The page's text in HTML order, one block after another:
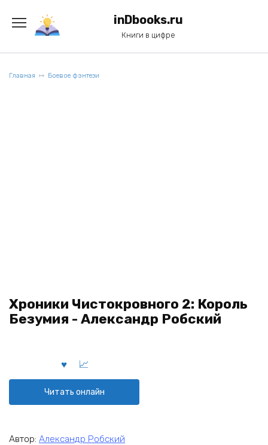
содержанию
inDbooks.ru
Книги в цифре
Главная Боевое фэнтези
Хроники Чистокровного 2: Король
Безумия - Александр Робский
Читать онлайн
Автор: Александр Робский